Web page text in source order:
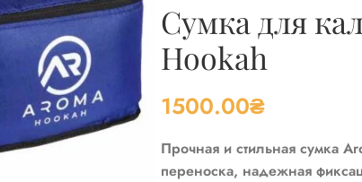
Сумка для
Hookah
1500.00₴
Прочная и стильная сумка
переноска, надежная